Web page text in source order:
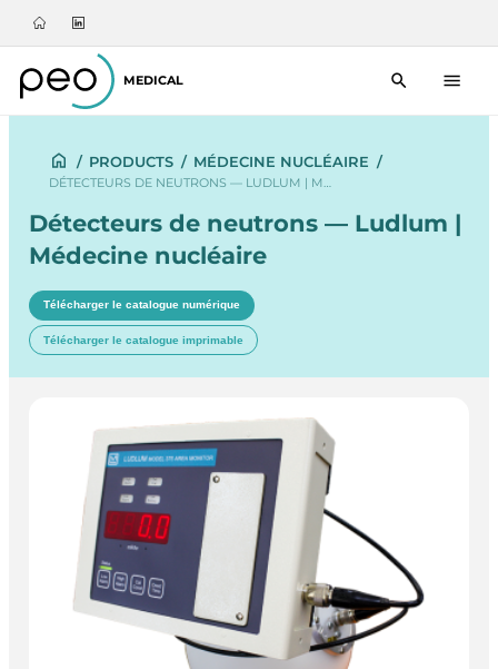
MEDICAL
/ PRODUCTS / MÉDECINE NUCLÉAIRE /
DÉTECTEURS DE NEUTRONS — LUDLUM | M…
Détecteurs de neutrons — Ludlum |
Médecine nucléaire
Télécharger le catalogue numérique
Télécharger le catalogue imprimable